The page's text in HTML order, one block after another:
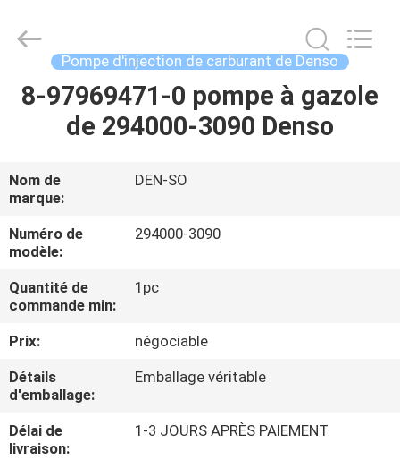
PRODUITS
À
DE
NOUS
Parts
Rights
Reserved.
Pompe d'injection de carburant de Denso
8-97969471-0 pompe à gazole
de 294000-3090 Denso
Nom de
marque:
DEN-SO
Numéro de
modèle:
294000-3090
Quantité de
commande min:
1pc
Prix:
négociable
Détails
d'emballage:
Emballage véritable
Délai de
livraison:
1-3 JOURS APRÈS PAIEMENT